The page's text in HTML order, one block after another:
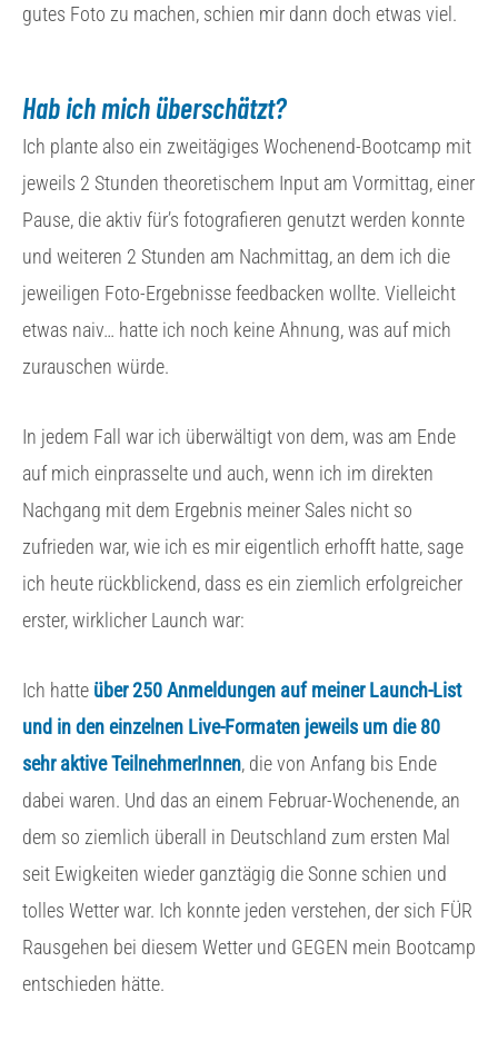
gutes Foto zu machen, schien mir dann doch etwas viel.
Hab ich mich überschätzt?
Ich plante also ein zweitägiges Wochenend-Bootcamp mit
jeweils 2 Stunden theoretischem Input am Vormittag, einer
Pause, die aktiv für’s fotografieren genutzt werden konnte
und weiteren 2 Stunden am Nachmittag, an dem ich die
jeweiligen Foto-Ergebnisse feedbacken wollte. Vielleicht
etwas naiv… hatte ich noch keine Ahnung, was auf mich
zurauschen würde.
In jedem Fall war ich überwältigt von dem, was am Ende
auf mich einprasselte und auch, wenn ich im direkten
Nachgang mit dem Ergebnis meiner Sales nicht so
zufrieden war, wie ich es mir eigentlich erhofft hatte, sage
ich heute rückblickend, dass es ein ziemlich erfolgreicher
erster,wirklicher Launch war:
Ich hatte über 250 Anmeldungen auf meiner Launch-List
und in den einzelnen Live-Formaten jeweils um die 80
sehr aktive TeilnehmerInnen, die von Anfang bis Ende
dabei waren. Und das an einem Februar-Wochenende, an
dem so ziemlich überall in Deutschland zum ersten Mal
seit Ewigkeiten wieder ganztägig die Sonne schien und
tolles Wetter war. Ich konnte jeden verstehen, der sich FÜR
Rausgehen bei diesem Wetter und GEGEN mein Bootcamp
entschieden hätte.